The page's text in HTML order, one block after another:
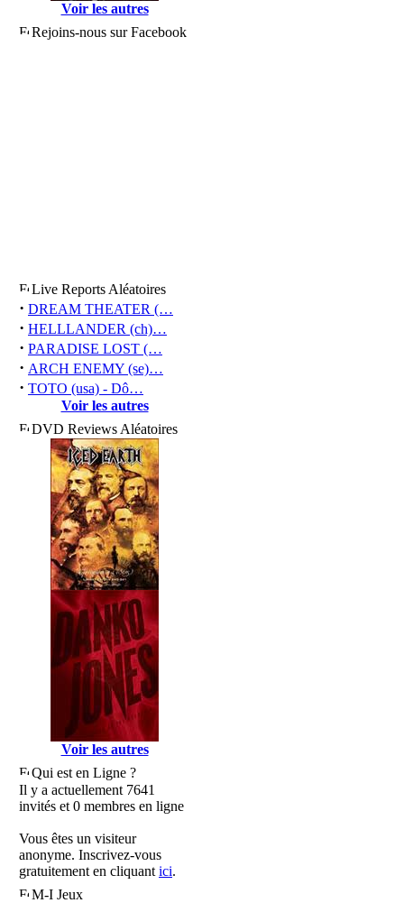
Voir les autres
Rejoins-nous sur Facebook
Live Reports Aléatoires
· DREAM THEATER (…
· HELLLANDER (ch)…
· PARADISE LOST (…
· ARCH ENEMY (se)…
· TOTO (usa) - Dô…
Voir les autres
DVD Reviews Aléatoires
Voir les autres
Qui est en Ligne ?
Il y a actuellement 7641
invités et 0 membres en ligne
Vous êtes un visiteur
anonyme. Inscrivez-vous
gratuitement en cliquant ici.
M-I Jeux